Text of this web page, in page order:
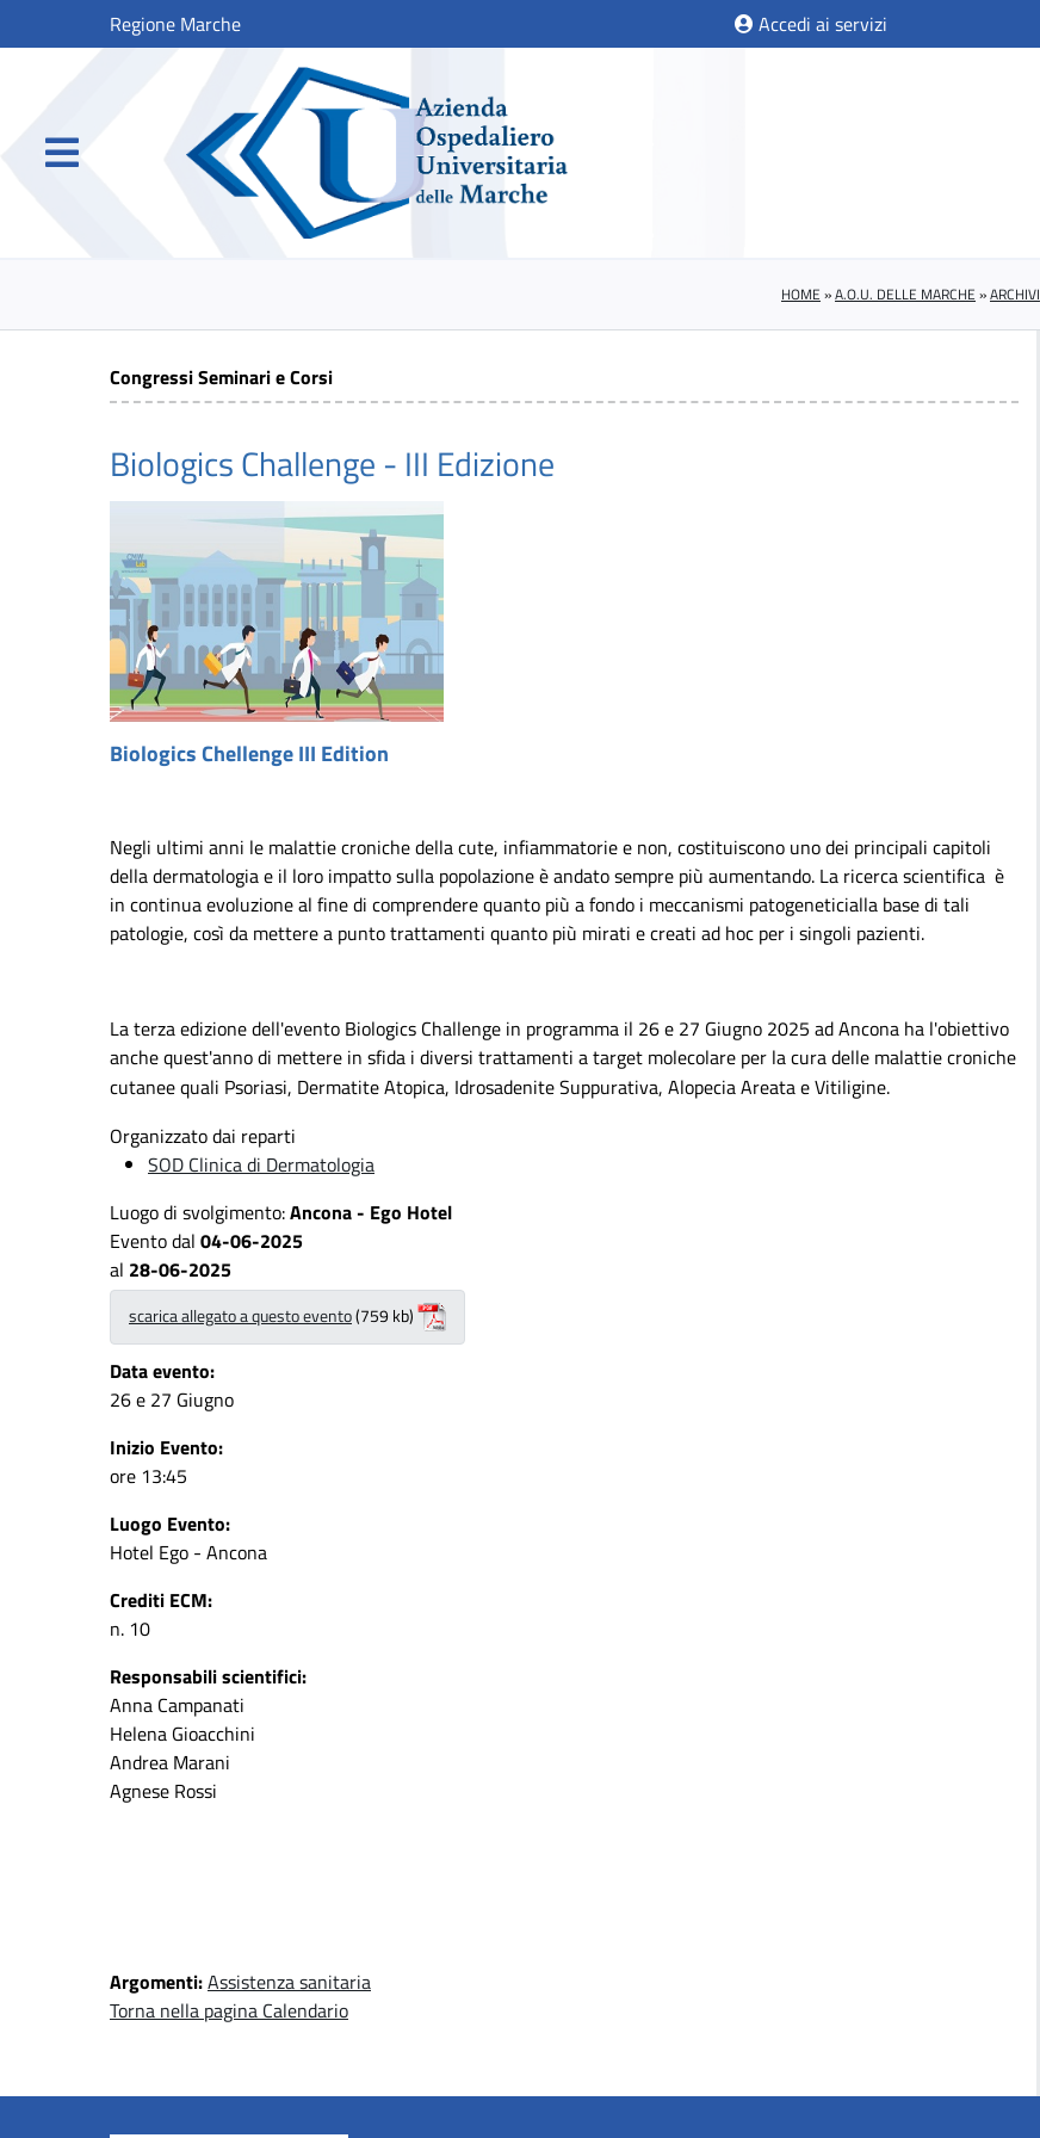
Regione Marche Accedi ai servizi
HOME »A.O.U. DELLE MARCHE »ARCHIVI
Congressi Seminari e Corsi
Biologics Challenge - III Edizione
Biologics Chellenge III Edition
Negli ultimi anni le malattie croniche della cute, infiammatorie e non, costituiscono uno dei principali capitoli
della dermatologia e il loro impatto sulla popolazione è andato sempre più aumentando. La ricerca scientifica è
in continua evoluzione al fine di comprendere quanto più a fondo i meccanismi patogeneticialla base di tali
patologie, così da mettere a punto trattamenti quanto più mirati e creati ad hoc per i singoli pazienti.
La terza edizione dell'evento Biologics Challenge in programma il 26 e 27 Giugno 2025 ad Ancona ha l'obiettivo
anche quest'anno di mettere in sfida i diversi trattamenti a target molecolare per la cura delle malattie croniche
cutanee quali Psoriasi, Dermatite Atopica, Idrosadenite Suppurativa, Alopecia Areata e Vitiligine.
Organizzato dai reparti
SOD Clinica di Dermatologia
Luogo di svolgimento:Ancona - Ego Hotel
Evento dal 04-06-2025
al 28-06-2025
scarica allegato a questo evento(759 kb)
Data evento:
26 e 27 Giugno
Inizio Evento:
ore 13:45
Luogo Evento:
Hotel Ego - Ancona
Crediti ECM:
n. 10
Responsabili scientifici:
Anna Campanati
Helena Gioacchini
Andrea Marani
Agnese Rossi
Argomenti:Assistenza sanitaria
Torna nella pagina Calendario